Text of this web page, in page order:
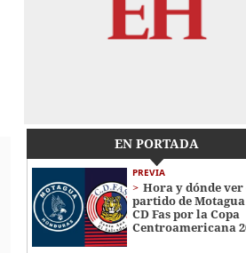
EN PORTADA
PREVIA
Hora y dónde ver
partido de
CD Fas por la Copa
Centroamericana